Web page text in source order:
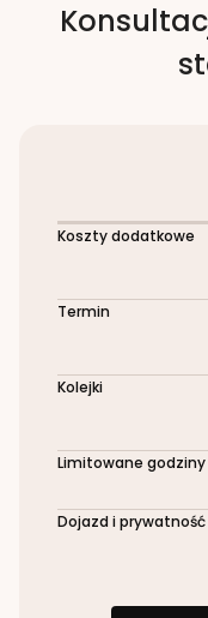
Koszty dodatkowe
Termin
Kolejki
Limitowane godziny
Dojazd i prywatność